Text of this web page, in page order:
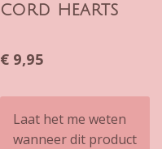
cord hearts
€ 9,95
Laat het me weten
wanneer dit product